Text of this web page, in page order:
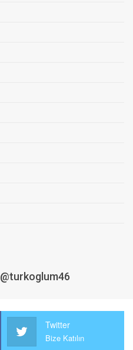
@turkoglum46
Twitter
Bize Katılın